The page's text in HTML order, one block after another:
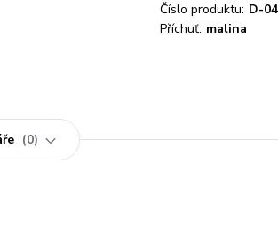
Číslo produktu: D-
Příchuť: malina
0